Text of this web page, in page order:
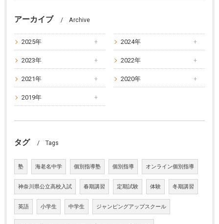
アーカイブ Archive
2025年 2024年
2023年 2022年
2021年 2020年
2019年
タグ Tags
塾 海老名中学 個別指導塾 個別指導 オンライン個別指導
神奈川県公立高校入試 春期講習 定期試験 体験 冬期講習
英語 小学生 中学生 ジャンピングアップスクール